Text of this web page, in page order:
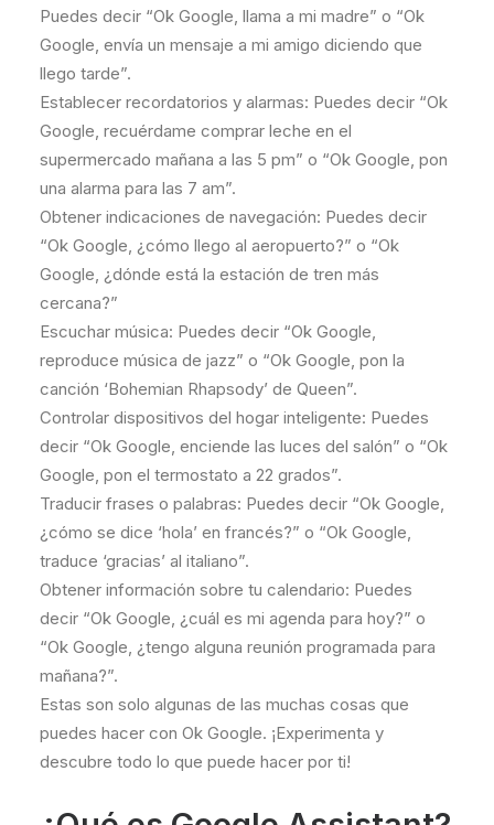
Puedes decir “Ok Google, llama a mi madre” o “Ok
Google, envía un mensaje a mi amigo diciendo que
llego tarde”.
Establecer recordatorios y alarmas: Puedes decir “Ok
Google, recuérdame comprar leche en el
supermercado mañana a las 5 pm” o “Ok Google, pon
una alarma para las 7 am”.
Obtener indicaciones de navegación: Puedes decir
“Ok Google, ¿cómo llego al aeropuerto?” o “Ok
Google, ¿dónde está la estación de tren más
cercana?”
Escuchar música: Puedes decir “Ok Google,
reproduce música de jazz” o “Ok Google, pon la
canción ‘Bohemian Rhapsody’ de Queen”.
Controlar dispositivos del hogar inteligente: Puedes
decir “Ok Google, enciende las luces del salón” o “Ok
Google, pon el termostato a 22 grados”.
Traducir frases o palabras: Puedes decir “Ok Google,
¿cómo se dice ‘hola’ en francés?” o “Ok Google,
traduce ‘gracias’ al italiano”.
Obtener información sobre tu calendario: Puedes
decir “Ok Google, ¿cuál es mi agenda para hoy?” o
“Ok Google, ¿tengo alguna reunión programada para
mañana?”.
Estas son solo algunas de las muchas cosas que
puedes hacer con Ok Google. ¡Experimenta y
descubre todo lo que puede hacer por ti!